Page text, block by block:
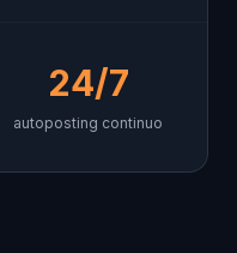
24/7
autoposting continuo